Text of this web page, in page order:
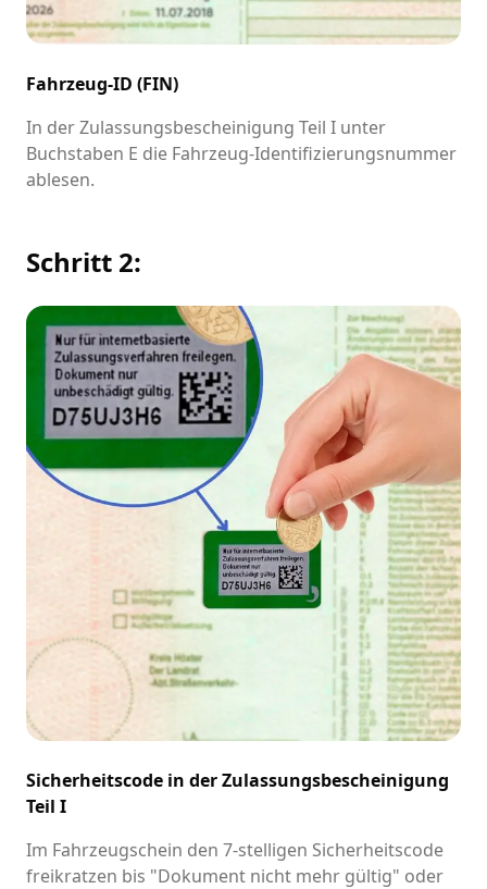
Fahrzeug-ID (FIN)
In der Zulassungsbescheinigung Teil I unter
Buchstaben E die Fahrzeug-Identifizierungsnummer
ablesen.
Schritt 2:
Sicherheitscode in der Zulassungsbescheinigung
Teil I
Im Fahrzeugschein den 7-stelligen Sicherheitscode
freikratzen bis "Dokument nicht mehr gültig" oder